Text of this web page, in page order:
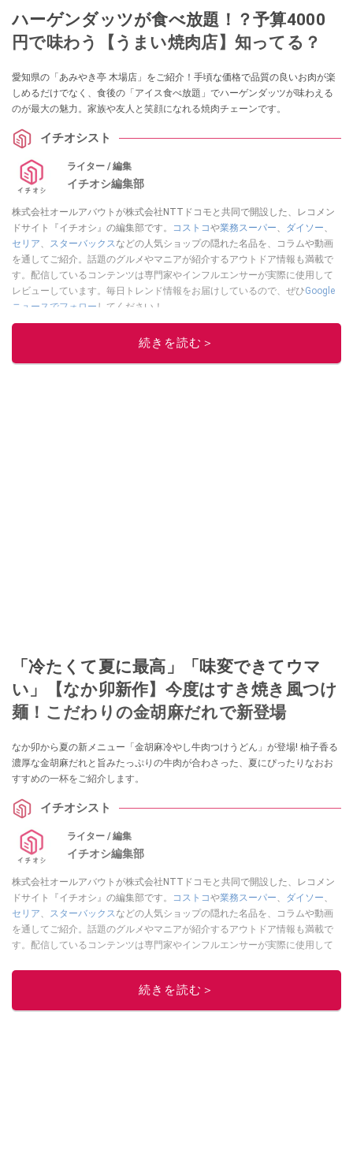
ハーゲンダッツが食べ放題！？予算4000
円で味わう【うまい焼肉店】知ってる？
愛知県の「あみやき亭 木場店」をご紹介！手頃な価格で品質の良いお肉が楽
しめるだけでなく、食後の「アイス食べ放題」でハーゲンダッツが味わえる
のが最大の魅力。家族や友人と笑顔になれる焼肉チェーンです。
イチオシスト
ライター / 編集
イチオシ編集部
株式会社オールアバウトが株式会社NTTドコモと共同で開設した、レコメン
ドサイト『イチオシ』の編集部です。
コストコや業務スーパー ダイソー
セリア
スターバックス などの人気ショップの隠れた名品を、コラムや動画
を通してご紹介。話題のグルメやマニアが紹介するアウトドア情報も満載で
す。配信しているコンテンツは専門家やインフルエンサーが実際に使用して
レビューしています。毎日トレンド情報をお届けしているので、ぜひGoogle
ニュースでフォロー してください！
続きを読む＞
「冷たくて夏に最高」「味変できてウマ
い」【なか卯新作】今度はすき焼き風つけ
麺！こだわりの金胡麻だれで新登場
なか卯から夏の新メニュー「金胡麻冷やし牛肉つけうどん」が登場! 柚子香る
濃厚な金胡麻だれと旨みたっぷりの牛肉が合わさった、夏にぴったりなおお
すすめの一杯をご紹介します。
イチオシスト
ライター / 編集
イチオシ編集部
株式会社オールアバウトが株式会社NTTドコモと共同で開設した、レコメン
ドサイト『イチオシ』の編集部です。
コストコや業務スーパー ダイソー
セリア
スターバックス などの人気ショップの隠れた名品を、コラムや動画
を通してご紹介。話題のグルメやマニアが紹介するアウトドア情報も満載で
す。配信しているコンテンツは専門家やインフルエンサーが実際に使用して
ニュースでフォロー
続きを読む＞